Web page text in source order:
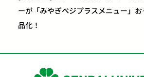
ーが「みやぎベジプラスメニュー」
品化！